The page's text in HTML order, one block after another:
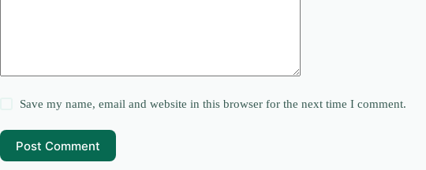
Save my name, email and website in this browser for the next time I comment.
Post Comment